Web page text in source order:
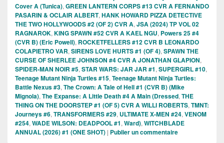
Cover A (Tunica), GREEN LANTERN CORPS #13 CVR A FERNANDO
PASARIN & OCLAIR ALBERT, HANK HOWARD PIZZA DETECTIVE
THE TWO HOLLYWOODS #2 (OF 2) CVR A, JSA (2024) TP VOL 02
RAGNAROK, KING SPAWN #52 CVR A KAEL NGU, Powers 25 #4
(CVR B) (Eric Powell), ROCKETFELLERS #12 CVR B LEONARDO
COLAPIETRO VAR, SIRENS LOVE HURTS #1 (OF 4), SPAWN THE
CURSE OF SHERLEE JOHNSON #4 CVR A JONATHAN GLAPION,
SPIDER-MAN NOIR #5, STAR WARS: JAR JAR #1, SUPERGIRL #10,
Teenage Mutant Ninja Turtles #15, Teenage Mutant Ninja Turtles:
Battle Nexus #3, The Crown: A Tale of Hell #1 (CVR B) (Mike
Mignola), The Expanse: A Little Death #4 A Main (Dressed, THE
THING ON THE DOORSTEP #1 (OF 5) CVR A WILLI ROBERTS, TMNT:
Journeys #6, TRANSFORMERS #29, ULTIMATE X-MEN #24, VENOM
#254, WADE WILSON: DEADPOOL #1, Ward), WITCHBLADE
ANNUAL (2026) #1 (ONE SHOT) | Publier un commentaire